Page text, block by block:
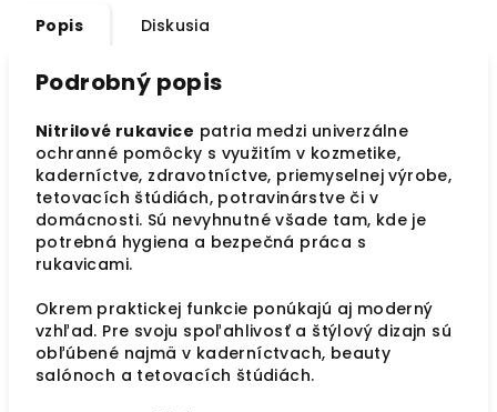
Popis Diskusia
Podrobný popis
Nitrilové rukavice patria medzi univerzálne
ochranné pomôcky s využitím v kozmetike,
kaderníctve, zdravotníctve, priemyselnej výrobe,
tetovacích štúdiách, potravinárstve či v
domácnosti. Sú nevyhnutné všade tam, kde je
potrebná hygiena a bezpečná práca s
rukavicami.
Okrem praktickej funkcie ponúkajú aj moderný
vzhľad. Pre svoju spoľahlivosť a štýlový dizajn sú
obľúbené najmä v kaderníctvach, beauty
salónoch a tetovacích štúdiách.